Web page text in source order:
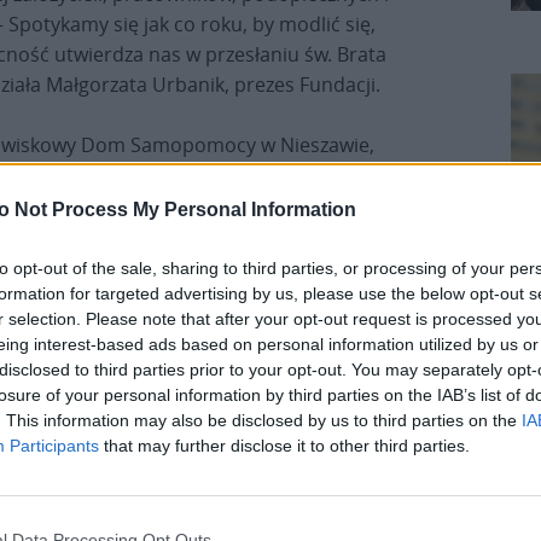
Not Process My Personal Information
opt-out of the sale, sharing to third parties, or processing of your
for targeted advertising by us, please use the below opt-out
selection. Please note that after your opt-out request is processed
interest-based ads based on personal information utilized by us
to third parties prior to your opt-out. You may separately
of your personal information by third parties on the IAB’s list of
This information may also be disclosed by us to third parties on the
Participants that may further disclose it to other third parties.
Spotykamy się jak co roku, by modlić się,
utwierdza nas w przesłaniu św. Brata
Małgorzata Urbanik, prezes Fundacji.
Dom Samopomocy w Nieszawie,
Dom Samopomocy w Toruniu.
idei albertyńskiej, wywodzących się z
„Wiara i Światło” z Krakowa, zwanych
oficjalnie w 1987 roku śp. Zofia Tetelowska, śp.
ks. Tadeusz Isakowicz-Zaleski.
stałego pobytu, domów dziennego pobytu,
ośrodków adaptacyjnych, szkół oraz